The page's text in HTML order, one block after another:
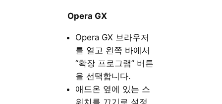
Opera GX
Opera GX 브라우저
를 열고 왼쪽 바에서
“확장 프로그램” 버튼
을 선택합니다.
애드온 옆에 있는 스
위치를 끄기로 설정